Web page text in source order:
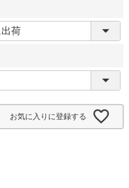
お気に入りに登録する